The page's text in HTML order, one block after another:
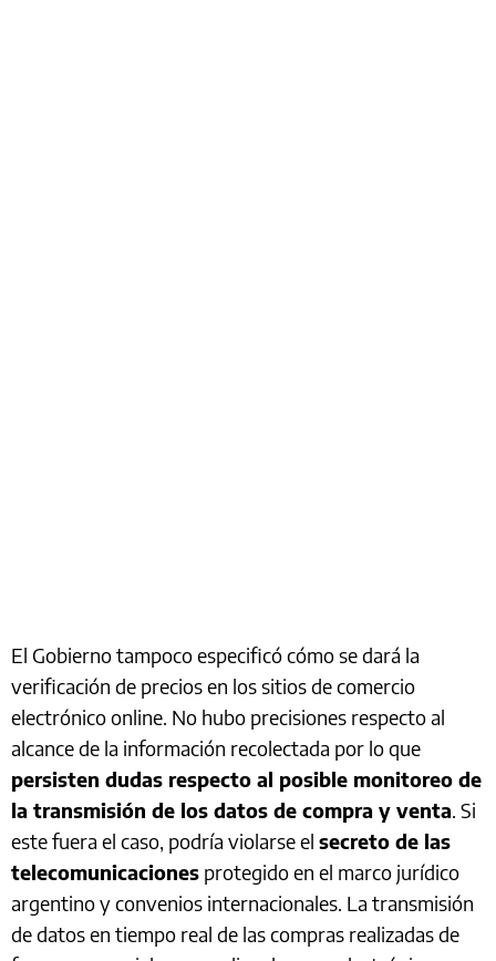
El Gobierno tampoco especificó cómo se dará la
verificación de precios en los sitios de comercio
electrónico online. No hubo precisiones respecto al
alcance de la información recolectada por lo que
persisten dudas respecto al posible monitoreo de
la transmisión de los datos de compra y venta. Si
este fuera el caso, podría violarse el secreto de las
telecomunicaciones protegido en el marco jurídico
argentino y convenios internacionales. La transmisión
de datos en tiempo real de las compras realizadas de